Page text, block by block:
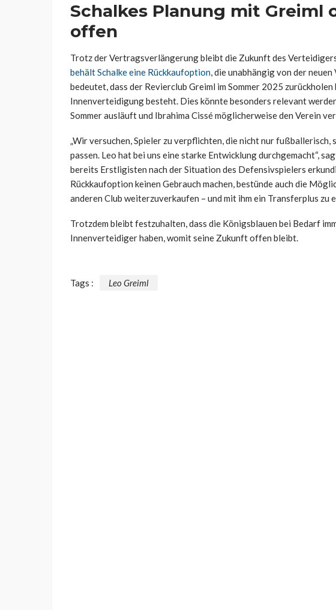
Schalkes Planung mit Greiml
offen
Trotz der Vertragsverlängerung bleibt die Zukunft des
behält Schalke eine Rückkaufoption, die unabhängig von der
bedeutet, dass der Revierclub Greiml im Sommer 2025
Innenverteidigung besteht. Dies könnte besonders relevant
Sommer ausläuft und Ibrahima Cissé möglicherweise den Verein
„Wir versuchen, Spieler zu verpflichten, die nicht nur fußballerisch,
passen. Leo hat bei uns eine starke Entwicklung durchgemacht“,
bereits Erstligisten nach der Situation des Defensivspielers
Rückkaufoption keinen Gebrauch machen, bestünde auch die
anderen Club weiterzuverkaufen – und mit ihm ein Transferplus zu
Trotzdem bleibt festzuhalten, dass die Königsblauen bei Bedarf
Innenverteidiger haben, womit seine Zukunft offen bleibt.
Tags : Leo Greiml